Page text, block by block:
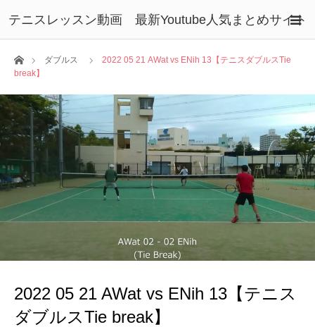
テニスレッスン動画 最新Youtube人気まとめサイト
ホームダブルス
2022 05 21 AWat vs ENih 13【テニスダブルスTie
break】
2022 05 21 AWat vs ENih 13【テニス
ダブルスTie break】